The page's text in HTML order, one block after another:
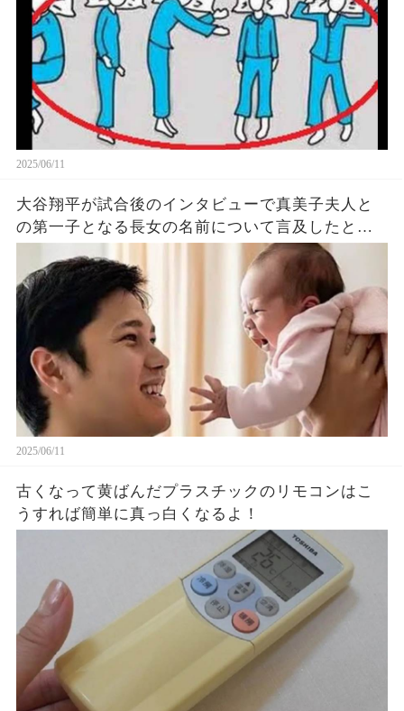
2025/06/11
大谷翔平が試合後のインタビューで真美子夫人と
の第一子となる長女の名前について言及したと話
題に！山本由伸や佐々木朗希は知ってそう！
2025/06/11
古くなって黄ばんだプラスチックのリモコンはこ
うすれば簡単に真っ白くなるよ！